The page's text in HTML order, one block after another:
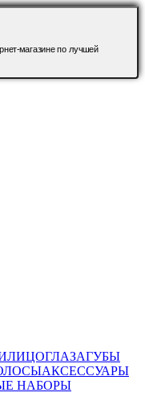
магазине по лучшей
ЛИЦОГЛАЗАГУБЫ
АКСЕССУАРЫ
НАБОРЫ